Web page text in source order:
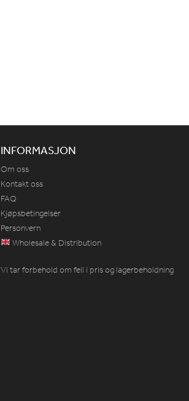
INFORMASJON
Om oss
Kontakt oss
FAQ
Kjøpsbetingelser
Personvern
Wholesale & Distribution
Vi tar forbehold om feil i pris og lagerbeholdning